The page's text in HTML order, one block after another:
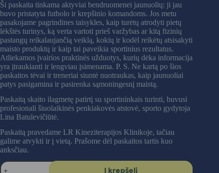
Ši paskaita tinkama aktyviai bendruomenei jaunuolių: ji jau
buvo pristatyta futbolo ir krepšinio komandoms. Jos metu
pasakojame pagrindines taisykles, kaip turėtų atrodyti pietų
lėkštės turinys, ką verta vartoti prieš varžybas ar kitą fizinių
pastangų reikalaujančią veiklą, kokių ir kodėl reikėtų atsisakyti
maisto produktų ir kaip tai paveikia sportinius rezultatus.
Atliekamos įvairios praktinės užduotys, kurių dėka informacija
yra įtraukianti ir lengviau įsimenama. P. S. Ne kartą po šios
paskaitos tėvai ir treneriai siuntė nuotraukas, kaip jaunuoliai
patys pasigamina ir pasirenka sąmoningesnį maistą.
Paskaitą skaito ilagmetę patirtį su sportininkais turinti, buvusi
profesionali šiuolaikinės penkiakovės atstovė, sporto gydytoja
Lina Batulevičiūtė.
Paskaitą pravedame LR Kineziterapijos Klinikoje, tačiau
galime atvykti ir į vietą. Prašome dėl paskaitos tartis kuo
anksčiau.
produkto
Į krepšelį